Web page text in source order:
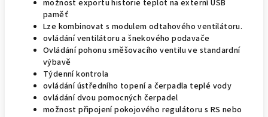
možnost exportu historie teplot na externí USB
paměť
Lze kombinovat s modulem odtahového ventilátoru.
ovládání ventilátoru a šnekového podavače
Ovládání pohonu směšovacího ventilu ve standardní
výbavě
Týdenní kontrola
ovládání ústředního topení a čerpadla teplé vody
ovládání dvou pomocných čerpadel
možnost připojení pokojového regulátoru s RS nebo